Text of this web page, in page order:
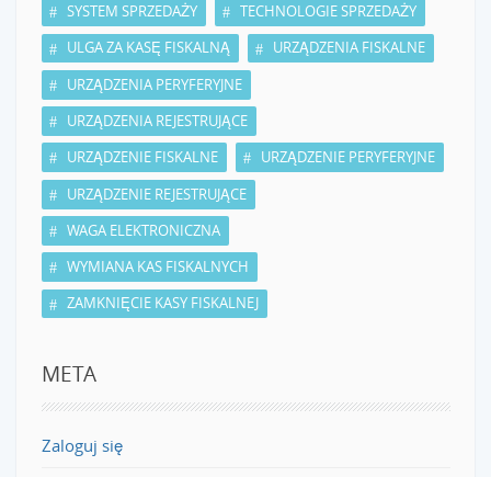
SYSTEM SPRZEDAŻY
TECHNOLOGIE SPRZEDAŻY
ULGA ZA KASĘ FISKALNĄ
URZĄDZENIA FISKALNE
URZĄDZENIA PERYFERYJNE
URZĄDZENIA REJESTRUJĄCE
URZĄDZENIE FISKALNE
URZĄDZENIE PERYFERYJNE
URZĄDZENIE REJESTRUJĄCE
WAGA ELEKTRONICZNA
WYMIANA KAS FISKALNYCH
ZAMKNIĘCIE KASY FISKALNEJ
META
Zaloguj się